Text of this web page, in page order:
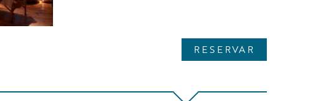
RESERVAR